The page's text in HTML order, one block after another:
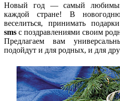
Новый год — самый
каждой стране! В
веселиться, принимать
sms с поздравлениями своим
Предлагаем вам
подойдут и для родных, и для